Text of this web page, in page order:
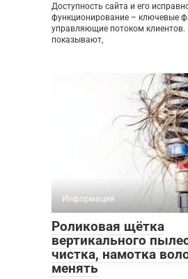
Доступность сайта и его
функционирование – ключевые
управляющие потоком клиентов.
показывают,
Информация
Роликовая щётка
вертикального
чистка, намотка
менять